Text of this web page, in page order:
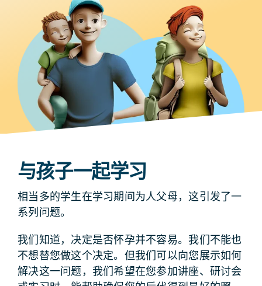
与孩子一起学习
相当多的学生在学习期间为人父母，这引发了一
系列问题。
我们知道，决定是否怀孕并不容易。我们不能也
不想替您做这个决定。但我们可以向您展示如何
解决这一问题，我们希望在您参加讲座、研讨会